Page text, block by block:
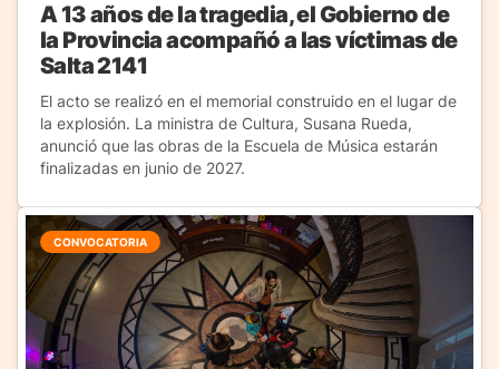
A 13 años de la tragedia, el Gobierno de
la Provincia acompañó a las víctimas de
Salta 2141
El acto se realizó en el memorial construido en el lugar de
la explosión. La ministra de Cultura, Susana Rueda,
anunció que las obras de la Escuela de Música estarán
finalizadas en junio de 2027.
CONVOCATORIA